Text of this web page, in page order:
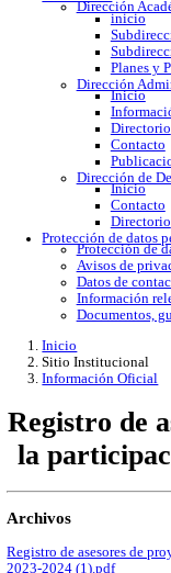
Docentes
Programa
Programa
Transparencia
Gobierno
Acceso a
Datos
Apertura
Buzón de
Direcciones
Dirección